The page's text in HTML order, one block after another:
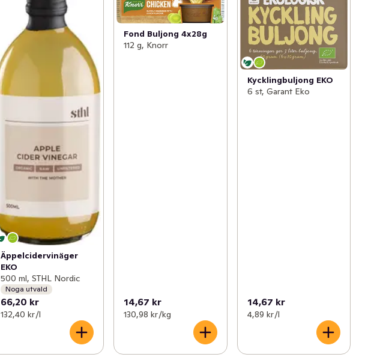
Äppelcidervinäger
EKO
500 ml, STHL Nordic
Noga utvald
66,20 kr
132,40 kr /l
Fond Buljong 4x28g
112 g, Knorr
14,67 kr
130,98 kr /kg
Kycklingbuljong EKO
6 st, Garant Eko
14,67 kr
4,89 kr /l